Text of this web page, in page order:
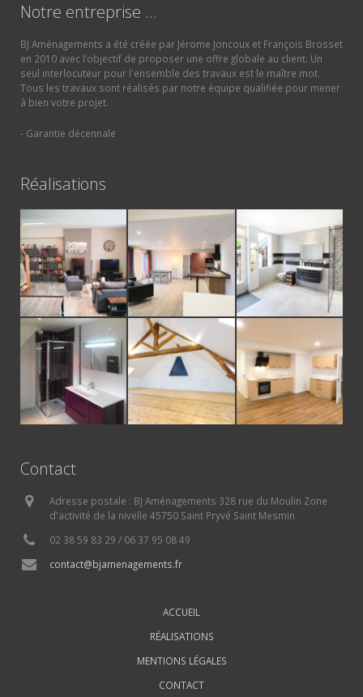
Notre entreprise …
BJ Aménagements a été créée par Jérome Joncoux et François Brosset
en 2010 avec l’objectif de proposer une offre globale au client. Un
seul interlocuteur pour l'ensemble des travaux est le maître mot.
Tous les travaux sont réalisés par notre équipe qualifiée pour mener
à bien votre projet.
- Garantie décennale
Réalisations
Contact
Adresse postale : BJ Aménagements 328 rue du Moulin Zone
d'activité de la nivelle 45750 Saint Pryvé Saint Mesmin
02 38 59 83 29 / 06 37 95 08 49
contact@bjamenagements.fr
ACCUEIL
RÉALISATIONS
MENTIONS LÉGALES
CONTACT